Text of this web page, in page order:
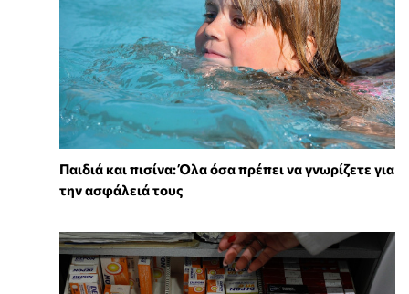
Παιδιά και πισίνα: Όλα όσα πρέπει να γνωρίζετε για
την ασφάλειά τους